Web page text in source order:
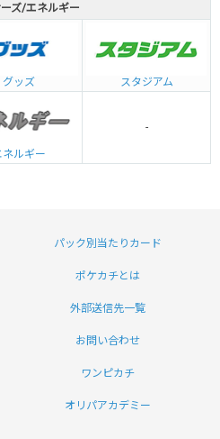
ーズ/エネルギー
グッズ スタジアム
ネルギー
-
パック別当たりカード
ポケカチとは
外部送信先一覧
お問い合わせ
ワンピカチ
オリパアカデミー